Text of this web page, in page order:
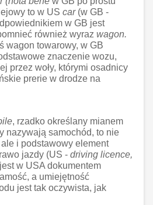
to w US car (w GB -
w GB jest
również wyraz wagon.
wagon towarowy, w GB
znaczenie wozu,
przez woły, którymi osadnicy
prerie w drodze na
, rzadko określany mianem
nazywają samochód, to nie
i podstawowy element
jazdy (US - driving licence,
w USA dokumentem
a umiejętność
jest tak oczywista, jak